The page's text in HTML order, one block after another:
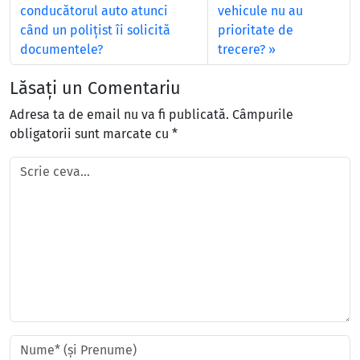
conducătorul auto atunci
când un polițist îi solicită
documentele?
vehicule nu au
prioritate de
trecere?
Lăsați un Comentariu
Adresa ta de email nu va fi publicată. Câmpurile
obligatorii sunt marcate cu *